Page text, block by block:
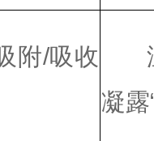
附/吸收
凝